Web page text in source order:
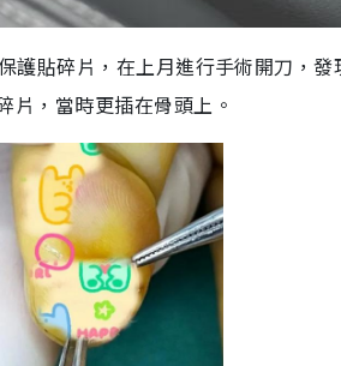
護貼碎片，在上月進行手術開刀，發
片，當時更插在骨頭上 。